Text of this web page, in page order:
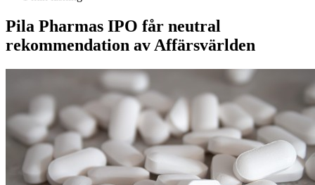
Pila Pharmas IPO får neutral
rekommendation av Affärsvärlden